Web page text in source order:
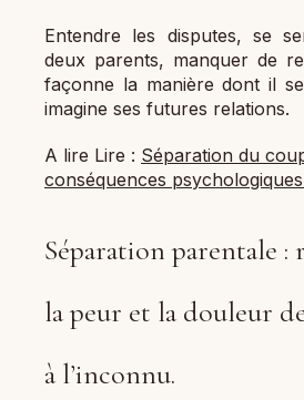
Entendre les disputes, se
deux parents, manquer de
façonne la manière dont il
imagine ses futures relations.
A lire Lire : Séparation du
conséquences
Séparation parentale :
la peur et la douleur
à l’inconnu.